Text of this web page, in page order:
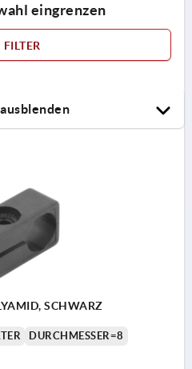
eingrenzen
FILTER
SCHWARZ
DURCHMESSER=8